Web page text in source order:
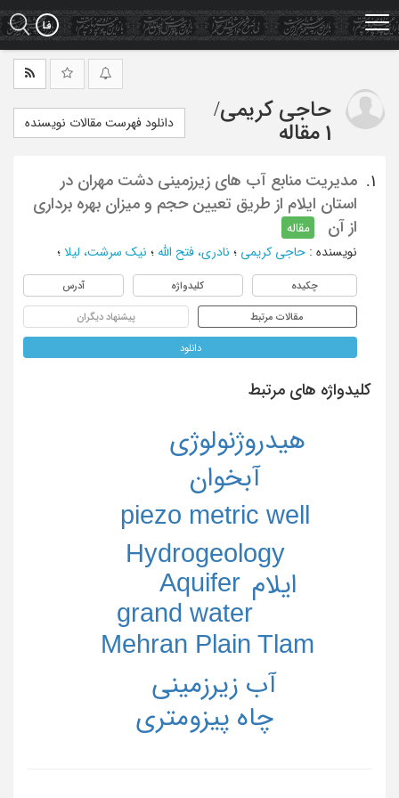
Skip
to
main
حاجی کریمی/
1 مقاله
دانلود فهرست مقالات نویسنده
1.
مدیریت منابع آب های زیرزمینی دشت مهران در
استان ایلام از طریق تعیین حجم و میزان بهره برداری
از آن
مقاله
نویسنده : حاجی کریمی ؛ نادری، فتح الله ؛ نیک سرشت، لیلا ؛
چکیده کلیدواژه آدرس
مقالات مرتبط پیشنهاد دیگران
دانلود
کلیدواژه های مرتبط
Aquifer
grand water
Hydrogeology
Mehran Plain Tlam
piezo metric well
آب زیرزمینی
آبخوان
ایلام
چاه پيزومتری
هیدروژنولوژی